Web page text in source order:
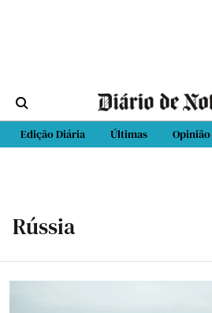
Edição Diária Últimas Opinião
Rússia